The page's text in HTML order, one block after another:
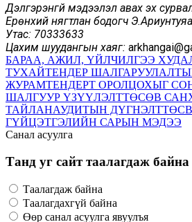
Дэлгэрэнгүй мэдээлэл авах эх
Ерөнхий нягтлан бодогч Э.Ариунтуяа
Утас: 70333633
Цахим шуудангын хаяг:
БАРАА, АЖИЛ, ҮЙЛЧИЛГЭЭ
ТУХАЙТЕНДЕР
ЖУРАМТЕНДЕРТ ОРОЛЦОХЫГ
ШАЛГУУР ҮЗҮҮЛЭЛТТӨСӨВ
ТАЙЛАНАУДИТЫН ДҮГНЭЛТ
ГҮЙЦЭТГЭЛИЙН САРЫН МЭДЭЭ
Санал асуулга
Танд уг сайт таалагдаж байна
Таалагдаж байна
Таалагдахгүй байна
Өөр санал асуулга явуулъя